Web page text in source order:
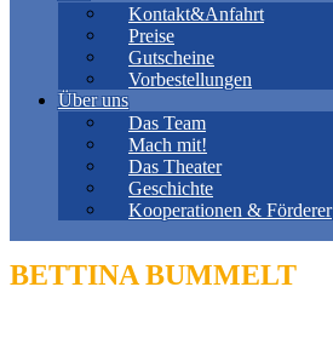
Kontakt&Anfahrt
Preise
Gutscheine
Vorbestellungen
Über uns
Das Team
Mach mit!
Das Theater
Geschichte
Kooperationen & Förderer
BETTINA BUMMELT